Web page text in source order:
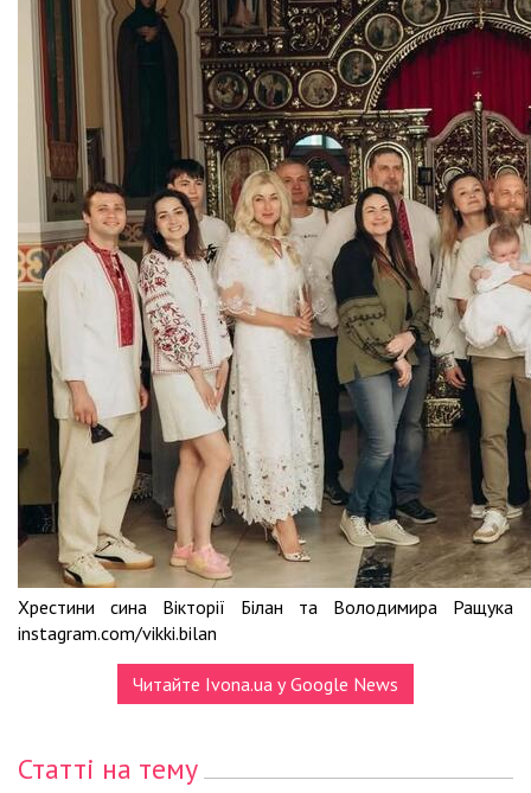
Хрестини сина Вікторії Білан та Володимира Ращука
instagram.com/vikki.bilan
Читайте Ivona.ua у Google News
Статті на тему